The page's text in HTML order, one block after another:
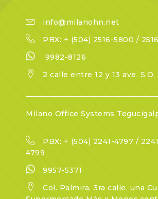
info@milanohn.net
PBX: + (504) 2516-5800 /
9982-8126
2 calle entre 12 y 13 ave.
Milano Office Systems
PBX: + (504) 2241-4797 /
4799
9957-5371
Col. Palmira, 3ra calle, una